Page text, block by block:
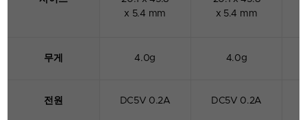
트러스트키 T 시리즈
통해 빠르고 쉬운 로그인 환경을 제공하고 계정
x 5.4 mm
x 5.4 mm
무게 4.0g 4.0g
전원 DC5V 0.2A DC5V 0.2A